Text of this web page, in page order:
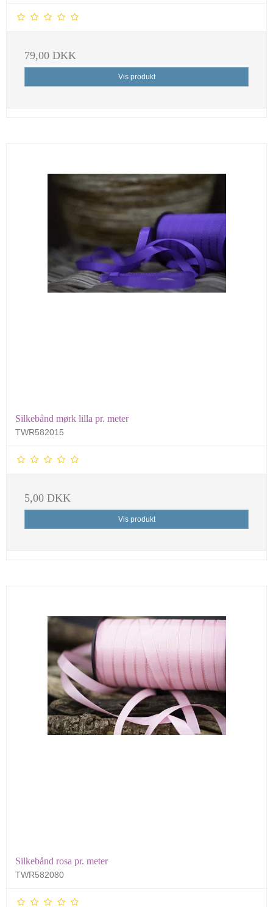
79,00 DKK
Vis produkt
Silkebånd mørk lilla pr. meter
TWR582015
5,00 DKK
Vis produkt
Silkebånd rosa pr. meter
TWR582080